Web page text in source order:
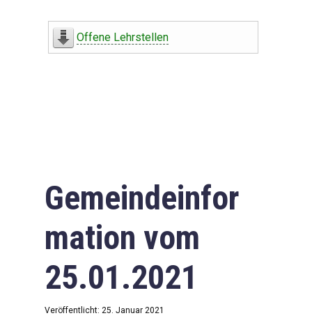
Offene Lehrstellen
Gemeindeinfor
mation vom
25.01.2021
Veröffentlicht: 25. Januar 2021